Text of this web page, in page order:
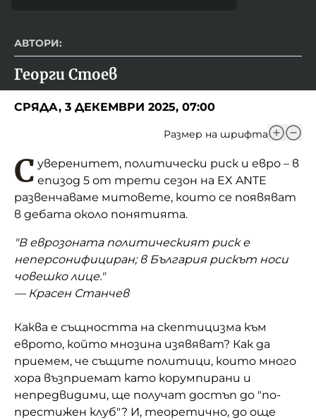
АВТОРИ:
Георги Стоев
СРЯДА, 3 ДЕКЕМВРИ 2025, 07:00
Размер на шрифта
С уверенитет, политически риск и евро – в
епизод 5 от трети сезон на EX ANTE
развенчаваме митовете, които се появяват
в дебата около понятията.
"В еврозоната политическият риск е
неперсонифициран; в България рискът носи
човешко лице."
— Красен Станчев
Каква е същността на скептицизма към
еврото, който мнозина изявяват? Как да
приемем, че същите политици, които много
хора възприемат като корумпирани и
непредвидими, ще получат достъп до "по-
престижен клуб"? И, теоретично, до още